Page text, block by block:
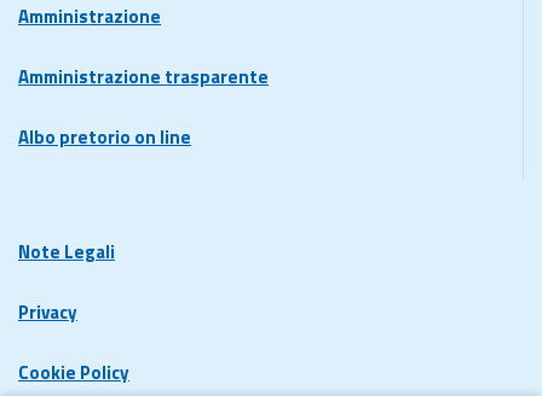
Amministrazione
Amministrazione trasparente
Albo pretorio on line
Note Legali
Privacy
Cookie Policy